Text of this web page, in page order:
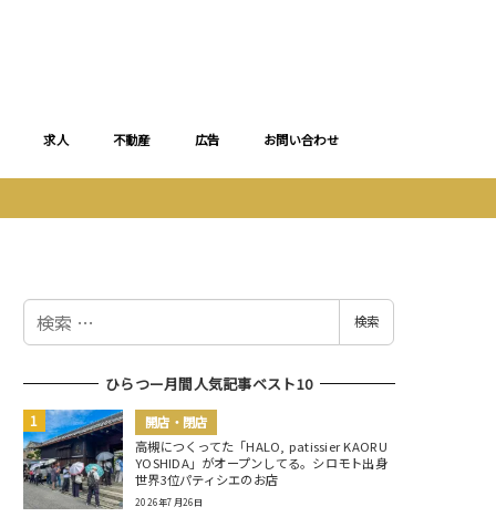
求人 不動産 広告 お問い合わせ
検
検索
ひらつー月間人気記事ベスト10
開店・閉店
高槻につくってた「HALO, patissier KAORU
YOSHIDA」がオープンしてる。シロモト出身
世界3位パティシエのお店
2026年7月26日